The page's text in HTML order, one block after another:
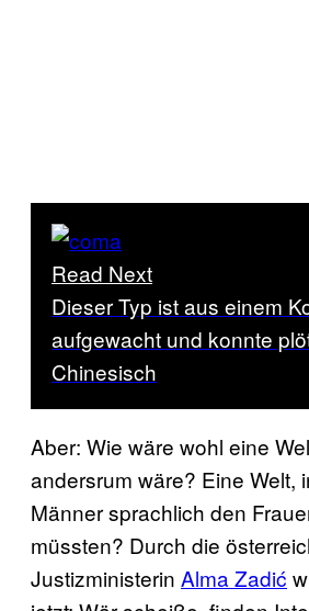
Read Next
Dieser Typ ist aus einem
aufgewacht und konnte
Chinesisch
Aber: Wie wäre wohl eine
andersrum wäre? Eine Welt,
Männer sprachlich den
müssten? Durch die
Justizministerin Alma Zadić